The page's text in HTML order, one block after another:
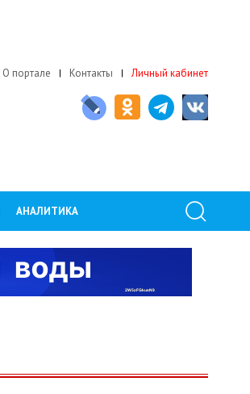
О портале Контакты Личный кабинет
АНАЛИТИКА